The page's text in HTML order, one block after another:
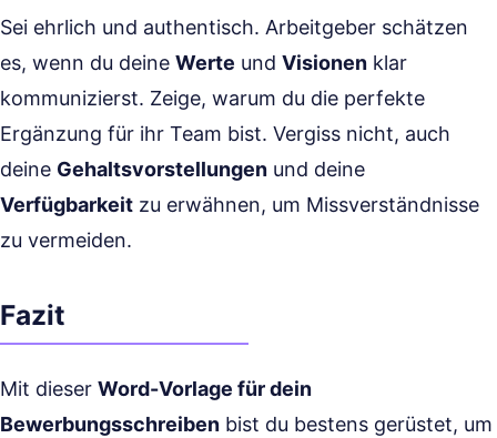
Sei ehrlich und authentisch. Arbeitgeber schätzen
es, wenn du deine Werte und Visionen klar
kommunizierst. Zeige, warum du die perfekte
Ergänzung für ihr Team bist. Vergiss nicht, auch
deine Gehaltsvorstellungen und deine
Verfügbarkeit zu erwähnen, um Missverständnisse
zu vermeiden.
Fazit
Mit dieser Word-Vorlage für dein
Bewerbungsschreiben bist du bestens gerüstet, um